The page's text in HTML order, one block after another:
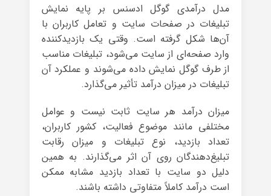
مدل درآمدی گوگل ادسنس بر پایه نمایش
تبلیغات در صفحات سایت و تعامل کاربران با
آن‌ها شکل گرفته است. وقتی یک بازدیدکننده
وارد صفحه‌ای از سایت می‌شود، تبلیغات مناسب
از طرف گوگل نمایش داده می‌شوند و عملکرد آن
تبلیغات در میزان درآمد تأثیر می‌گذارد.
میزان درآمد هر سایت ثابت نیست و عوامل
مختلفی مانند موضوع فعالیت، کشور کاربران،
تعداد بازدید، نوع تبلیغات و میزان رقابت
تبلیغ‌دهندگان روی آن اثر می‌گذارند. به همین
دلیل دو سایت با تعداد بازدید مشابه ممکن
است درآمد کاملاً متفاوتی داشته باشند.